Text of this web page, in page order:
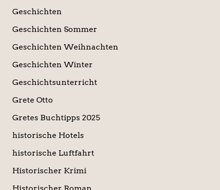
Geschichten
Geschichten Sommer
Geschichten Weihnachten
Geschichten Winter
Geschichtsunterricht
Grete Otto
Gretes Buchtipps 2025
historische Hotels
historische Luftfahrt
Historischer Krimi